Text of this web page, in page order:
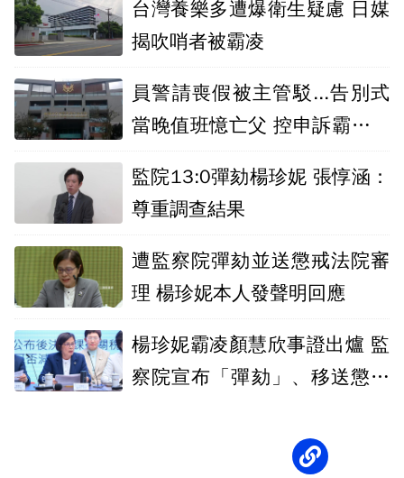
台灣養樂多遭爆衛生疑慮 日媒
揭吹哨者被霸凌
員警請喪假被主管駁...告別式
當晚值班憶亡父 控申訴霸凌卻
監院13:0彈劾楊珍妮 張惇涵：
尊重調查結果
遭監察院彈劾並送懲戒法院審
理 楊珍妮本人發聲明回應
楊珍妮霸凌顏慧欣事證出爐 監
察院宣布「彈劾」、移送懲戒